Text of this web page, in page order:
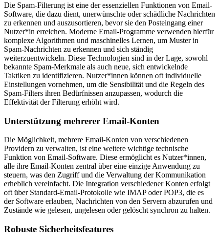
Die Spam-Filterung ist eine der essenziellen Funktionen von Email-
Software, die dazu dient, unerwünschte oder schädliche Nachrichten
zu erkennen und auszusortieren, bevor sie den Posteingang einer
Nutzer*in erreichen. Moderne Email-Programme verwenden hierfür
komplexe Algorithmen und maschinelles Lernen, um Muster in
Spam-Nachrichten zu erkennen und sich ständig
weiterzuentwickeln. Diese Technologien sind in der Lage, sowohl
bekannte Spam-Merkmale als auch neue, sich entwickelnde
Taktiken zu identifizieren. Nutzer*innen können oft individuelle
Einstellungen vornehmen, um die Sensibilität und die Regeln des
Spam-Filters ihren Bedürfnissen anzupassen, wodurch die
Effektivität der Filterung erhöht wird.
Unterstützung mehrerer Email-Konten
Die Möglichkeit, mehrere Email-Konten von verschiedenen
Providern zu verwalten, ist eine weitere wichtige technische
Funktion von Email-Software. Diese ermöglicht es Nutzer*innen,
alle ihre Email-Konten zentral über eine einzige Anwendung zu
steuern, was den Zugriff und die Verwaltung der Kommunikation
erheblich vereinfacht. Die Integration verschiedener Konten erfolgt
oft über Standard-Email-Protokolle wie IMAP oder POP3, die es
der Software erlauben, Nachrichten von den Servern abzurufen und
Zustände wie gelesen, ungelesen oder gelöscht synchron zu halten.
Robuste Sicherheitsfeatures